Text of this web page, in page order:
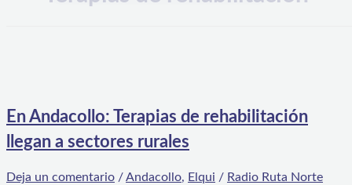
En Andacollo: Terapias de rehabilitación
llegan a sectores rurales
Deja un comentario /Andacollo, Elqui / Radio Ruta Norte